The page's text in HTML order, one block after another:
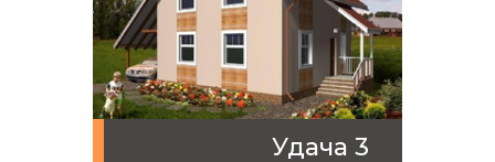
Удача 3